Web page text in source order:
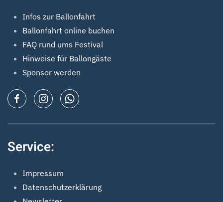
Infos zur Ballonfahrt
Ballonfahrt online buchen
FAQ rund ums Festival
Hinweise für Ballongäste
Sponsor werden
Service:
Impressum
Datenschutzerklärung